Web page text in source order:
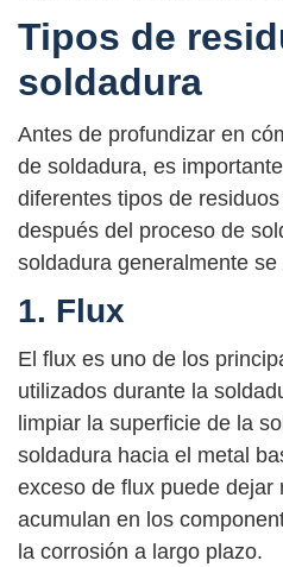
Tipos de
soldadura
Antes de profundizar en
de soldadura, es
diferentes tipos de
después del proceso de
soldadura generalmente
1. Flux
El flux es uno de los
utilizados durante la
limpiar la superficie de la
soldadura hacia el metal
exceso de flux puede dejar
acumulan en los
la corrosión a largo plazo.